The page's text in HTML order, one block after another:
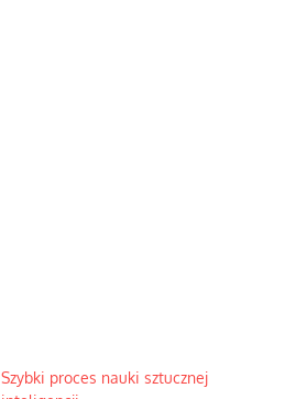
Szybki proces nauki sztucznej